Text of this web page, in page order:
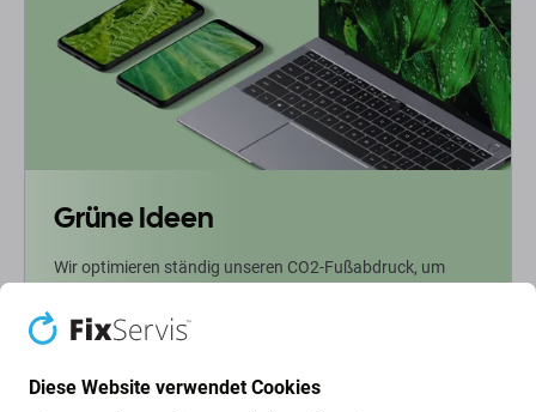
Grüne Ideen
Wir optimieren ständig unseren CO2-Fußabdruck, um
wie wir unsere Prozesse anpassen, um unseren
Fußabdruck zu verringern.
Weiterlesen
Diese Website verwendet Cookies